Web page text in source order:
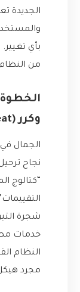
الجديدة
بأي تغيير.
من
وكرر (Wash, Rinse, Repeat)
الجمال
نجاح
“كتالوج
شجرة
خدمات
النظام
مجرد